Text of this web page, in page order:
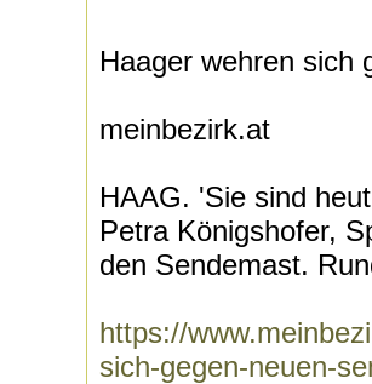
Haager wehren sich
meinbezirk.at
HAAG. 'Sie sind
Petra Königshofer,
den Sendemast.
https://
sich-gegen-neuen-